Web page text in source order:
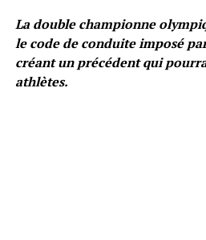
La double championne
le code de conduite imposé
créant un précédent qui
athlètes.